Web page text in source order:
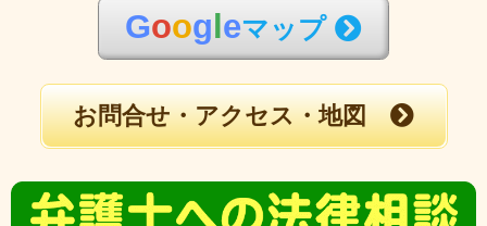
Goog eマップ
お問合せ・アクセス・地図